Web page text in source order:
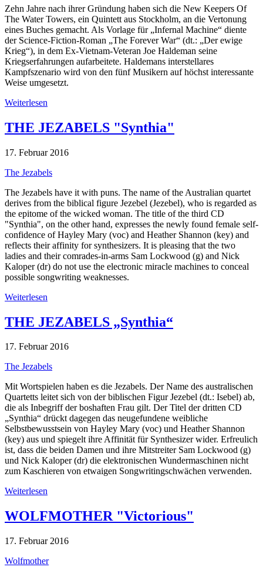
Zehn Jahre nach ihrer Gründung haben sich die New Keepers Of
The Water Towers, ein Quintett aus Stockholm, an die Vertonung
eines Buches gemacht. Als Vorlage für „Infernal Machine“ diente
der Science-Fiction-Roman „The Forever War“ (dt.: „Der ewige
Krieg“), in dem Ex-Vietnam-Veteran Joe Haldeman seine
Kriegserfahrungen aufarbeitete. Haldemans interstellares
Kampfszenario wird von den fünf Musikern auf höchst interessante
Weise umgesetzt.
Weiterlesen
THE JEZABELS "Synthia"
17. Februar 2016
The Jezabels
The Jezabels have it with puns. The name of the Australian quartet
derives from the biblical figure Jezebel (Jezebel), who is regarded as
the epitome of the wicked woman. The title of the third CD
"Synthia", on the other hand, expresses the newly found female self-
confidence of Hayley Mary (voc) and Heather Shannon (key) and
reflects their affinity for synthesizers. It is pleasing that the two
ladies and their comrades-in-arms Sam Lockwood (g) and Nick
Kaloper (dr) do not use the electronic miracle machines to conceal
possible songwriting weaknesses.
Weiterlesen
THE JEZABELS „Synthia“
17. Februar 2016
The Jezabels
Mit Wortspielen haben es die Jezabels. Der Name des australischen
Quartetts leitet sich von der biblischen Figur Jezebel (dt.: Isebel) ab,
die als Inbegriff der boshaften Frau gilt. Der Titel der dritten CD
„Synthia“ drückt dagegen das neugefundene weibliche
Selbstbewusstsein von Hayley Mary (voc) und Heather Shannon
(key) aus und spiegelt ihre Affinität für Synthesizer wider. Erfreulich
ist, dass die beiden Damen und ihre Mitstreiter Sam Lockwood (g)
und Nick Kaloper (dr) die elektronischen Wundermaschinen nicht
zum Kaschieren von etwaigen Songwritingschwächen verwenden.
Weiterlesen
WOLFMOTHER "Victorious"
17. Februar 2016
Wolfmother